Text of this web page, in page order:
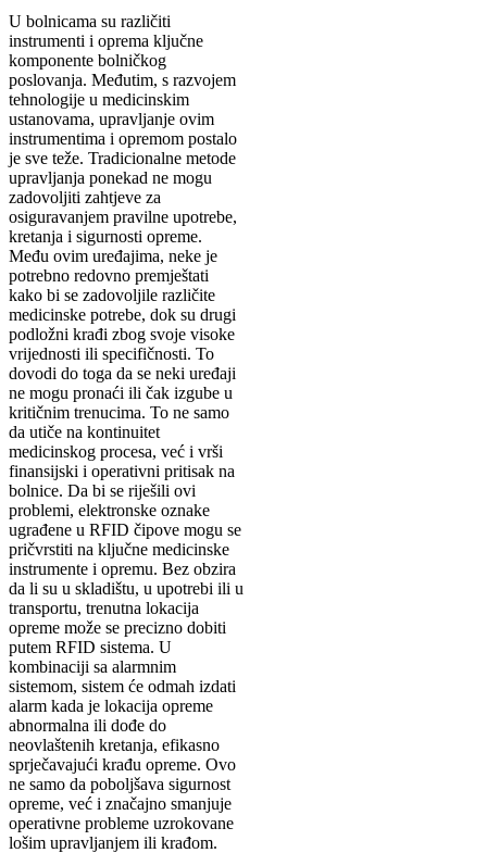
U bolnicama su različiti
instrumenti i oprema ključne
komponente bolničkog
poslovanja. Međutim, s razvojem
tehnologije u medicinskim
ustanovama, upravljanje ovim
instrumentima i opremom postalo
je sve teže. Tradicionalne metode
upravljanja ponekad ne mogu
zadovoljiti zahtjeve za
osiguravanjem pravilne upotrebe,
kretanja i sigurnosti opreme.
Među ovim uređajima, neke je
potrebno redovno premještati
kako bi se zadovoljile različite
medicinske potrebe, dok su drugi
podložni krađi zbog svoje visoke
vrijednosti ili specifičnosti. To
dovodi do toga da se neki uređaji
ne mogu pronaći ili čak izgube u
kritičnim trenucima. To ne samo
da utiče na kontinuitet
medicinskog procesa, već i vrši
finansijski i operativni pritisak na
bolnice. Da bi se riješili ovi
problemi, elektronske oznake
ugrađene u RFID čipove mogu se
pričvrstiti na ključne medicinske
instrumente i opremu. Bez obzira
da li su u skladištu, u upotrebi ili u
transportu, trenutna lokacija
opreme može se precizno dobiti
putem RFID sistema. U
kombinaciji sa alarmnim
sistemom, sistem će odmah izdati
alarm kada je lokacija opreme
abnormalna ili dođe do
neovlaštenih kretanja, efikasno
sprječavajući krađu opreme. Ovo
ne samo da poboljšava sigurnost
opreme, već i značajno smanjuje
operativne probleme uzrokovane
lošim upravljanjem ili krađom.